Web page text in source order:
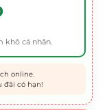
khô cá nhân.
online.
đãi có hạn!